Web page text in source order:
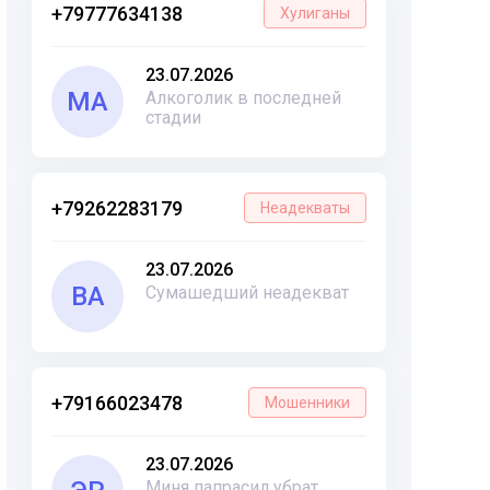
+79777634138 Хулиганы
МА
23.07.2026
Алкоголик в последней
стадии
+79262283179 Неадекваты
ВА
23.07.2026
Сумашедший неадекват
+79166023478 Мошенники
23.07.2026